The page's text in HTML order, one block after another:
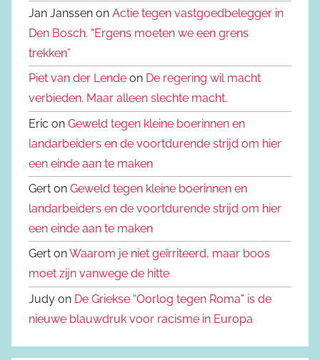
Jan Janssen on Actie tegen vastgoedbelegger in
Den Bosch. “Ergens moeten we een grens
trekken”
Piet van der Lende on De regering wil macht
verbieden. Maar alleen slechte macht.
Eric on Geweld tegen kleine boerinnen en
landarbeiders en de voortdurende strijd om hier
een einde aan te maken
Gert on Geweld tegen kleine boerinnen en
landarbeiders en de voortdurende strijd om hier
een einde aan te maken
Gert onWaarom je niet geïrriteerd, maar boos
moet zijn vanwege de hitte
Judy on De Griekse “Oorlog tegen Roma” is de
nieuwe blauwdruk voor racisme in Europa